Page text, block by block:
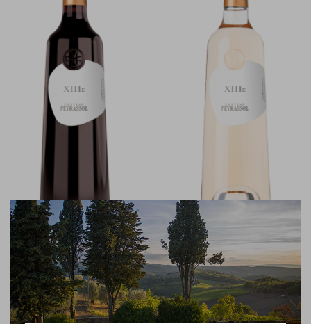
XIIIE
XIIIE Peyrassol Rouge 2024
A.O.P. Côtes de Provence
23,50 €/Bouteille
XIIIE Peyrassol Rosé 2025
A.O.P. Côtes de Provence
18,80 €/Bouteille